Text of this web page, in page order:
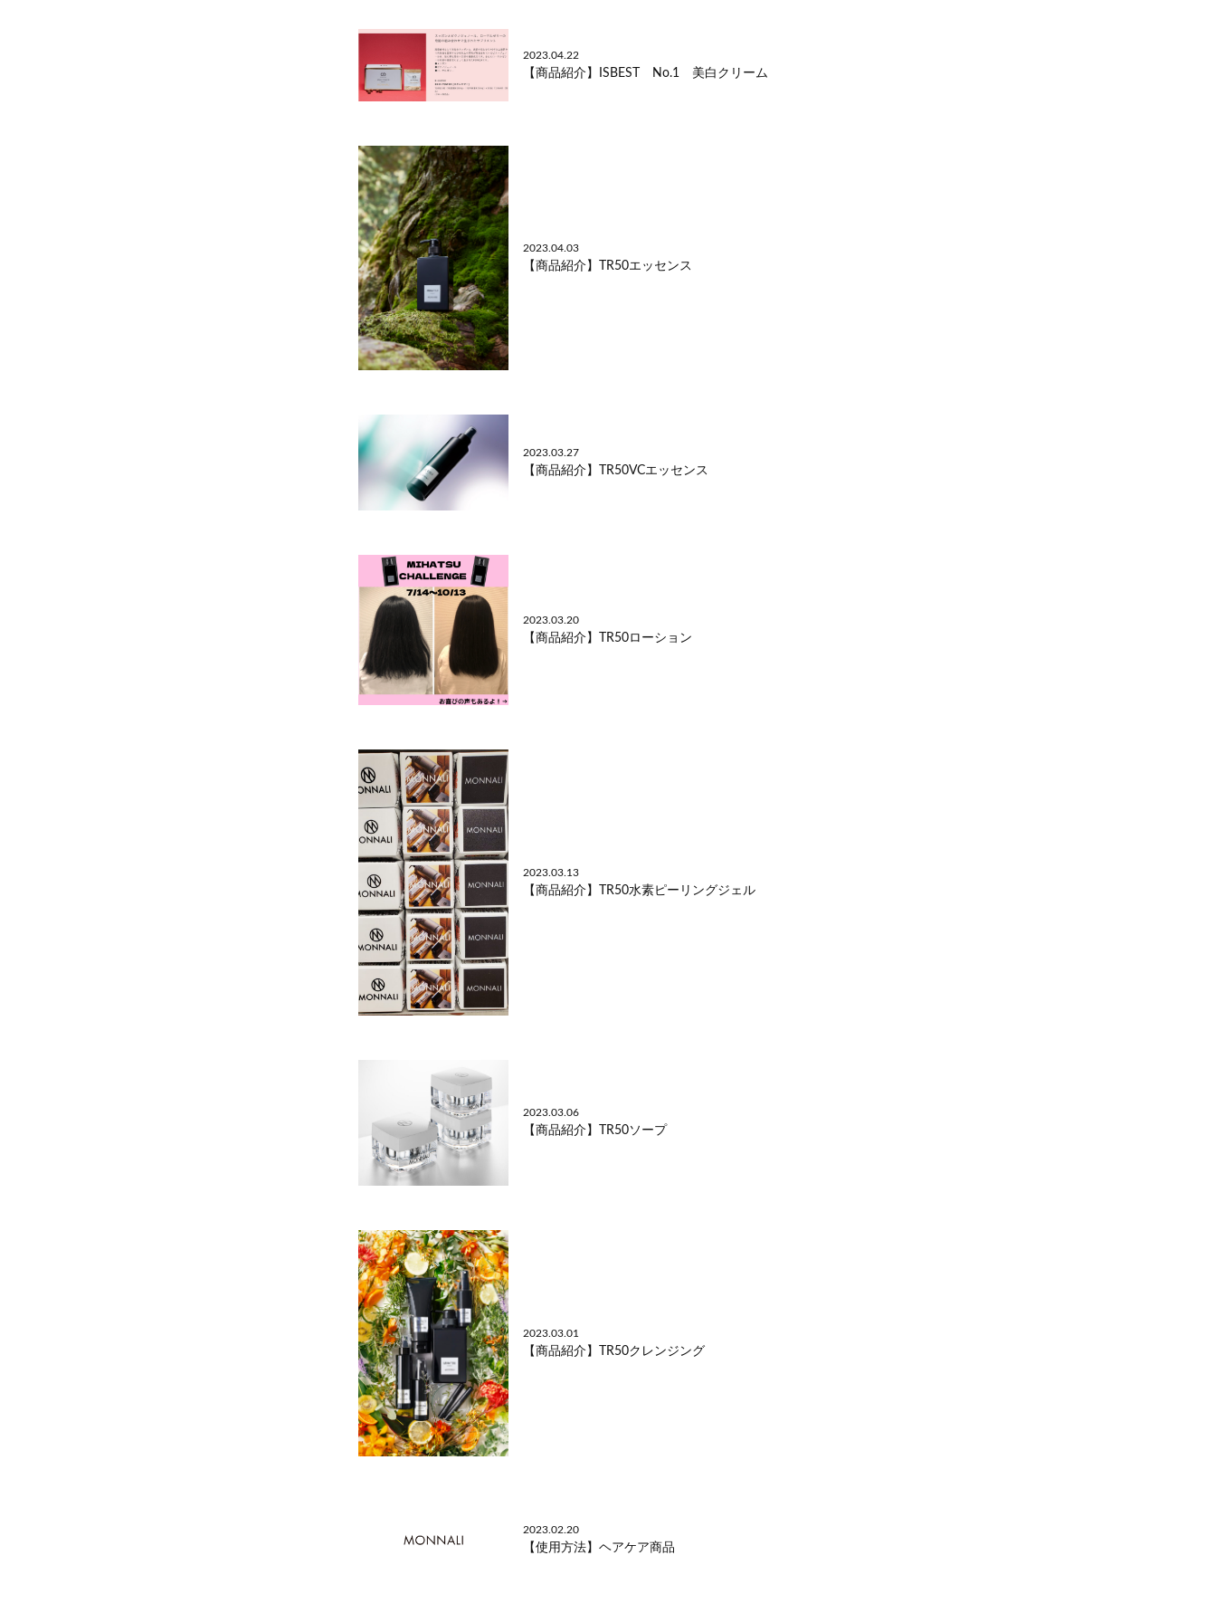
2023.04.22
【商品紹介】ISBEST No.1 美白クリーム
2023.04.03
【商品紹介】TR50エッセンス
2023.03.27
【商品紹介】TR50VCエッセンス
2023.03.20
【商品紹介】TR50ローション
2023.03.13
【商品紹介】TR50水素ピーリングジェル
2023.03.06
【商品紹介】TR50ソープ
2023.03.01
【商品紹介】TR50クレンジング
2023.02.20
【使用方法】ヘアケア商品